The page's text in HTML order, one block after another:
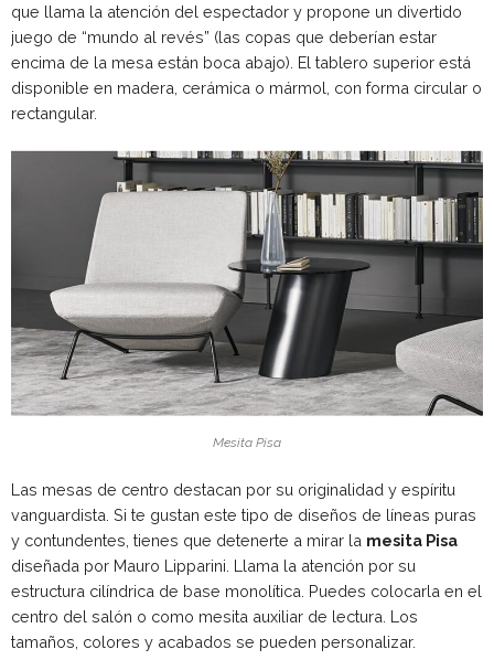
que llama la atención del espectador y propone un divertido
juego de “mundo al revés” (las copas que deberían estar
encima de la mesa están boca abajo). El tablero superior está
disponible en madera, cerámica o mármol, con forma circular o
rectangular.
Mesita Pisa
Las mesas de centro destacan por su originalidad y espíritu
vanguardista. Si te gustan este tipo de diseños de líneas puras
y contundentes, tienes que detenerte a mirar la mesita Pisa
diseñada por Mauro Lipparini. Llama la atención por su
estructura cilíndrica de base monolítica. Puedes colocarla en el
centro del salón o como mesita auxiliar de lectura. Los
tamaños, colores y acabados se pueden personalizar.